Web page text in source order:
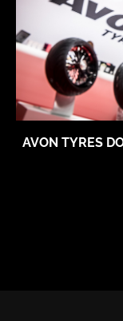
AVON TYRES